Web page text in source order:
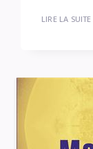
LIRE LA SUITE